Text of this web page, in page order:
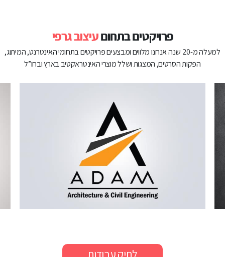
פרויקטים בתחוםעיצוב גרפי
למעלה מ-20 שנה אנחנו מלווים ומבצעים פרויקטים בתחומי האינטרנט, המיתוג,
הפקות הסרטים, המצגות ושלל מוצרי האינטראקטיב בארץ ובחו”ל
לתיק עבודות